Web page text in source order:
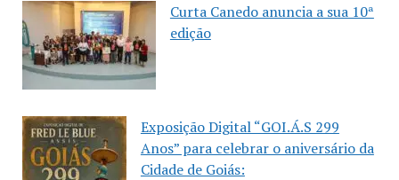
Curta Canedo anuncia a sua 10ª
edição
Exposição Digital “GOI.Á.S 299
Anos” para celebrar o aniversário da
Cidade de Goiás: